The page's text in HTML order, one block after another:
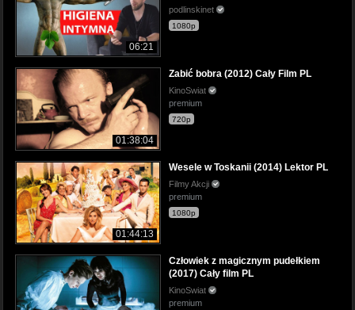
06:21
podlinskinet
1080p
01:38:04
Zabić bobra (2012) Cały Film PL
KinoSwiat
premium
720p
01:44:13
Wesele w Toskanii (2014) Lektor PL
Filmy Akcji
premium
1080p
Człowiek z magicznym pudełkiem
(2017) Cały film PL
KinoSwiat
premium